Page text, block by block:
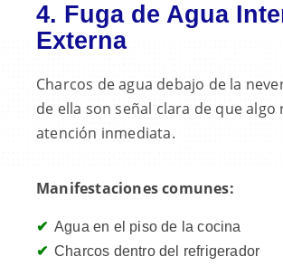
4. Fuga de Agua
Externa
Charcos de agua debajo de la
de ella son señal clara de que algo
atención inmediata.
Manifestaciones comunes:
Agua en el piso de la cocina
Charcos dentro del refrigerador